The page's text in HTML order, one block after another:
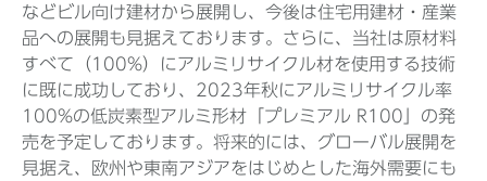
などビル向け建材から展開し、今後は住宅用建材・産業
品への展開も見据えております。さらに、当社は原材料
すべて（100%）にアルミリサイクル材を使用する技術
に既に成功しており、2023年秋にアルミリサイクル率
100%の低炭素型アルミ形材「プレミアル R100」の発
売を予定しております。将来的には、グローバル展開を
見据え、欧州や東南アジアをはじめとした海外需要にも